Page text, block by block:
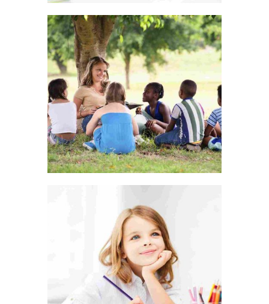
LIVE AND LET LIVE
HAPPINESS IS A CHOICE